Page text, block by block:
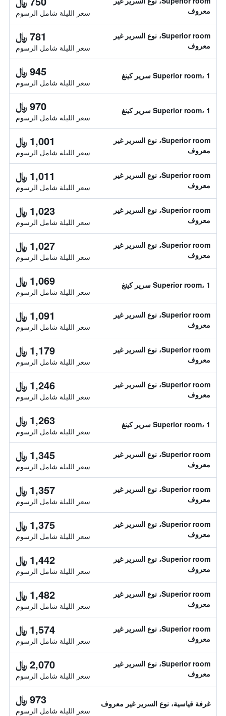
معروف
سعر الليلة شامل الرسوم
Superior room، نوع السرير غير
معروف
781 ﷼
سعر الليلة شامل الرسوم
Superior room، 1 سرير كينغ 945 ﷼
سعر الليلة شامل الرسوم
Superior room، 1 سرير كينغ 970 ﷼
سعر الليلة شامل الرسوم
Superior room، نوع السرير غير
معروف
1,001 ﷼
سعر الليلة شامل الرسوم
Superior room، نوع السرير غير
معروف
1,011 ﷼
سعر الليلة شامل الرسوم
Superior room، نوع السرير غير
معروف
1,023 ﷼
سعر الليلة شامل الرسوم
Superior room، نوع السرير غير
معروف
1,027 ﷼
سعر الليلة شامل الرسوم
Superior room، 1 سرير كينغ 1,069 ﷼
سعر الليلة شامل الرسوم
Superior room، نوع السرير غير
معروف
1,091 ﷼
سعر الليلة شامل الرسوم
Superior room، نوع السرير غير
معروف
1,179 ﷼
سعر الليلة شامل الرسوم
Superior room، نوع السرير غير
معروف
1,246 ﷼
سعر الليلة شامل الرسوم
Superior room، 1 سرير كينغ 1,263 ﷼
سعر الليلة شامل الرسوم
Superior room، نوع السرير غير
معروف
1,345 ﷼
سعر الليلة شامل الرسوم
Superior room، نوع السرير غير
معروف
1,357 ﷼
سعر الليلة شامل الرسوم
Superior room، نوع السرير غير
معروف
1,375 ﷼
سعر الليلة شامل الرسوم
Superior room، نوع السرير غير
معروف
1,442 ﷼
سعر الليلة شامل الرسوم
Superior room، نوع السرير غير
معروف
1,482 ﷼
سعر الليلة شامل الرسوم
Superior room، نوع السرير غير
معروف
1,574 ﷼
سعر الليلة شامل الرسوم
Superior room، نوع السرير غير
معروف
2,070 ﷼
سعر الليلة شامل الرسوم
غرفة قياسية، نوع السرير غير معروف 973 ﷼
سعر الليلة شامل الرسوم